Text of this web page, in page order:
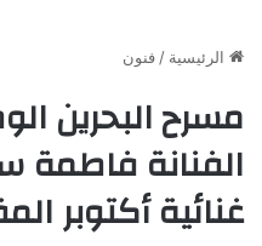
الرئيسية /فنون
مسرح البحرين
الفنانة
غنائية أكتوبر